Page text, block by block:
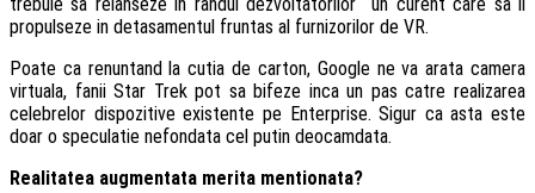
propulseze in detasamentul fruntas al furnizorilor de VR.
Poate ca renuntand la cutia de carton, Google ne va arata camera
virtuala, fanii Star Trek pot sa bifeze inca un pas catre realizarea
celebrelor dispozitive existente pe Enterprise. Sigur ca asta este
doar o speculatie nefondata cel putin deocamdata.
Realitatea augmentata merita mentionata?